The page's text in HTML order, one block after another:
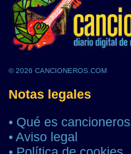
© 2026 CANCIONEROS.COM
Notas legales
• Qué es cancioneros
• Aviso legal